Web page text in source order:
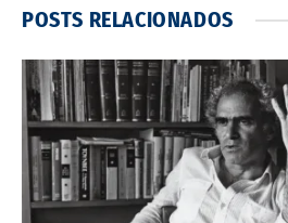
POSTS RELACIONADOS